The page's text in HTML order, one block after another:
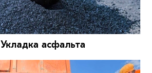
Укладка асфальта